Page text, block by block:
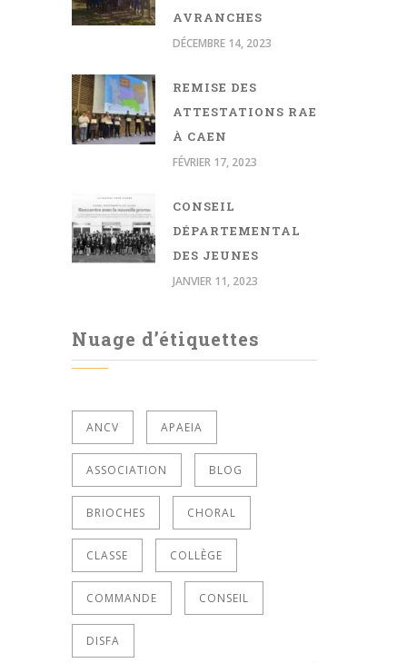
AVRANCHES
DÉCEMBRE 14, 2023
REMISE DES
ATTESTATIONS RAE
À CAEN
FÉVRIER 17, 2023
CONSEIL
DÉPARTEMENTAL
DES JEUNES
JANVIER 11, 2023
Nuage d’étiquettes
ANCV APAEIA
ASSOCIATION BLOG
BRIOCHES CHORAL
CLASSE COLLÈGE
COMMANDE CONSEIL
DISFA